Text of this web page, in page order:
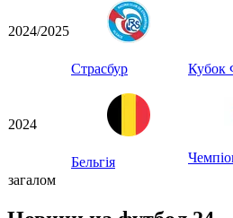
2024/2025
Страсбур Кубок
2024
Бельгія
загалом